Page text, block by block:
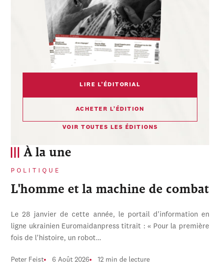
À la une
POLITIQUE
L'homme et la machine de combat
Le 28 janvier de cette année, le portail d'information en
ligne ukrainien Euromaidanpress titrait : « Pour la première
fois de l'histoire, un robot…
Peter Feist 6 Août 2026 12 min de lecture
LIRE L’ÉDITORIAL
ACHETER L’ÉDITION
VOIR TOUTES LES ÉDITIONS